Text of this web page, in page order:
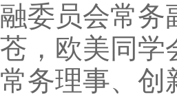
融委员会常务
苍，欧美同学
常务理事、创